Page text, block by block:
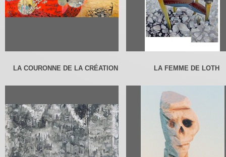
LA COURONNE DE LA CRÉATION LA FEMME DE LOTH